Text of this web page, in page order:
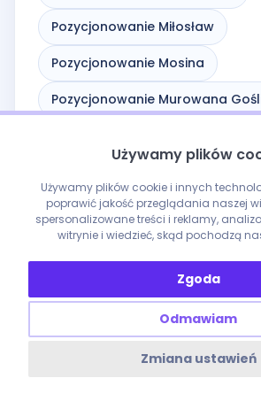
Używamy plików
Używamy plików cookie i innych
poprawić jakość przeglądania naszej
spersonalizowane treści i reklamy,
witrynie i wiedzieć, skąd pochodzą
Zgoda
Odmawiam
Zmiana ustawień
Pozycjonowanie Miłosław
Pozycjonowanie Mosina
Pozycjonowanie Murowana
Pozycjonowanie Nowy Tomyśl
Pozycjonowanie Oborniki
Pozycjonowanie Obrzycko
Pozycjonowanie Odolanów
Pozycjonowanie Okonek